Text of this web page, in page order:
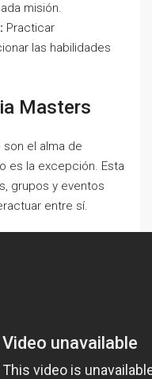
misión.
Practicar
las habilidades
Masters
el alma de
es la excepción. Esta
grupos y eventos
entre sí.